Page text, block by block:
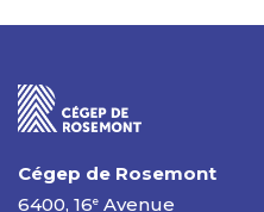
Cégep de Rosemont
6400, 16e Avenue